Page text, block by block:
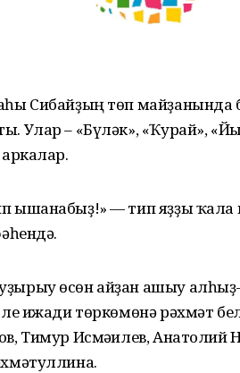
Сибайҙың төп майҙанында
Улар – «Бүләк», «Ҡурай»,
ышанабыҙ!» — тип яҙҙы ҡала
өсөн айҙан ашыу
ижади төркөмөнә рәхмәт
Тимур Исмәғилев, Анатолий